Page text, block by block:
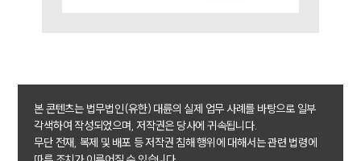
그룹소개
대륜의 강점
기업의뢰인을 위한 장점
업무협력·법률자문 기업
본 콘텐츠는 법무법인(유한) 대륜의 실제 업무 사례를 바탕으로 일부
각색하여 작성되었으며, 저작권은 당사에 귀속됩니다.
무단 전재, 복제 및 배포 등 저작권 침해 행위에 대해서는 관련 법령에